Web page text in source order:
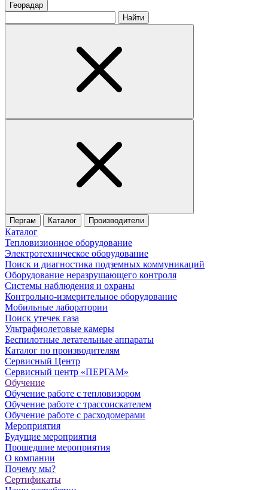
Георадар
Найти
Пергам Каталог Производители
Каталог
Тепловизионное оборудование
Электротехническое оборудование
Поиск и диагностика подземных коммуникаций
Оборудование неразрушающего контроля
Системы наблюдения и охраны
Контрольно-измерительное оборудование
Мобильные лаборатории
Поиск утечек газа
Ультрафиолетовые камеры
Беспилотные летательные аппараты
Каталог по производителям
Сервисный Центр
Сервисный центр «ПЕРГАМ»
Обучение
Обучение работе с тепловизором
Обучение работе с трассоискателем
Обучение работе с расходомерами
Мероприятия
Будущие мероприятия
Прошедшие мероприятия
О компании
Почему мы?
Сертификаты